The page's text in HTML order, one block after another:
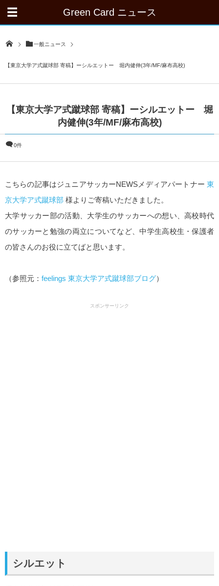
Green Card ニュース
一般ニュース
【東京大学ア式蹴球部 寄稿】ーシルエットー 堀内健伸(3年/MF/麻布高校)
【東京大学ア式蹴球部 寄稿】ーシルエットー 堀
内健伸(3年/MF/麻布高校)
0件
こちらの記事はジュニアサッカーNEWSメディアパートナー 東
京大学ア式蹴球部 様よりご寄稿いただきました。
大学サッカー部の活動、大学生のサッカーへの想い、高校時代
のサッカーと勉強の両立についてなど、中学生高校生・保護者
の皆さんのお役に立てばと思います。
（参照元： feelings 東京大学ア式蹴球部ブログ）
スポンサーリンク
シルエット